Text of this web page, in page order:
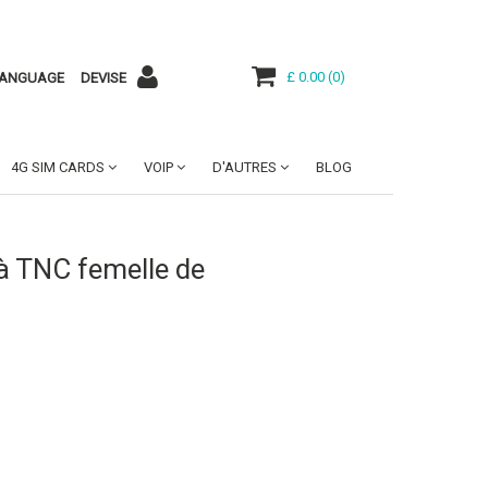
DEVISE £ 0.00 (0)
4G SIM CARDS VOIP D'AUTRES BLOG
TNC femelle de